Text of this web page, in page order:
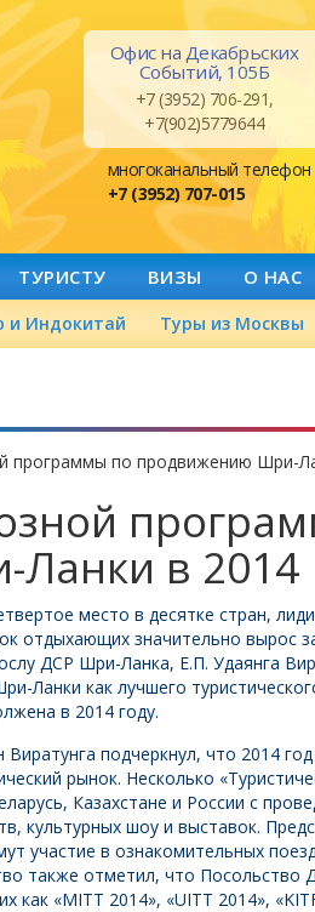
Офис на Декабрьских
Событий, 105Б
+7 (3952) 706-291,
+7(902)5779644
многоканальный телефон
+7 (3952) 707-015
ТУРИСТУ ВИЗЫ О НАС
и Индокитай Туры из Москвы
программы по продвижению Шри-
в 2014
место в десятке стран,
отдыхающих значительно вырос
ДСР Шри-Ланка, Е.П. Удаянга
Ланки как лучшего
в 2014 году.
подчеркнул, что 2014
рынок. Несколько
Казахстане и России с
культурных шоу и выставок.
участие в ознакомительных
также отметил, что Посольство
как «MITT 2014», «UITT 2014»,